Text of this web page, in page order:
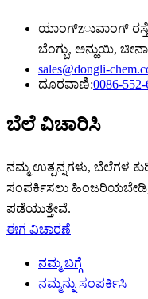
ಯಾಂಗ್zುವಾಂಗ್
ಬೆಂಗ್ಬು, ಅನ್ಹುಯಿ, ಚೀನಾ
sales@dongli-
ದೂರವಾಣಿ:0086-
ಬೆಲೆ ವಿಚಾರಿಸಿ
ನಮ್ಮ ಉತ್ಪನ್ನಗಳು, ಬೆಲೆಗಳ
ಸಂಪರ್ಕಿಸಲು
ಪಡೆಯುತ್ತೇವೆ.
ಈಗ ವಿಚಾರಣೆ
ನಮ್ಮ ಬಗ್ಗೆ
ನಮ್ಮನ್ನು ಸಂಪರ್ಕಿಸಿ